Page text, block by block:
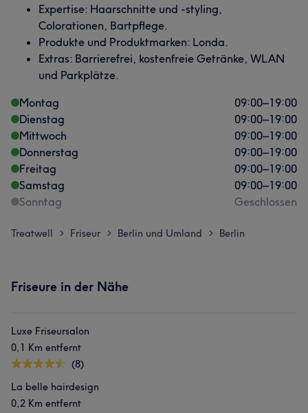
Expertise: Haarschnitte und -styling,
Colorationen, Bartpflege.
Produkte und Produktmarken: Londa.
Extras: Barrierefrei, kostenfreie Getränke, WLAN
und Parkplätze.
Montag
09:00–19:00
Dienstag
09:00–19:00
Mittwoch
09:00–19:00
Donnerstag
09:00–19:00
Freitag
09:00–19:00
Samstag
09:00–19:00
Sonntag
Geschlossen
Treatwell > Friseur > Berlin und Umland > Berlin
Friseure in der Nähe
Luxe Friseursalon
0,1 Km entfernt
(8)
La belle hairdesign
0,2 Km entfernt